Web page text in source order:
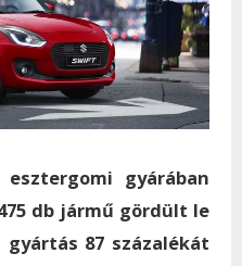
gyárában
db jármű gördült le
87 százalékát